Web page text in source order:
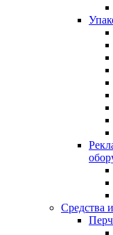
Средства